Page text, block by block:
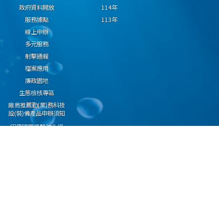
政府資料開放
服務據點
線上申辦
多元服務
射擊通報
檔案應用
廉政園地
生態檢核專區
廠商推薦勤(業)務科技
設(裝)備產品申辦須知
因應國際情勢強化經
114年
113年